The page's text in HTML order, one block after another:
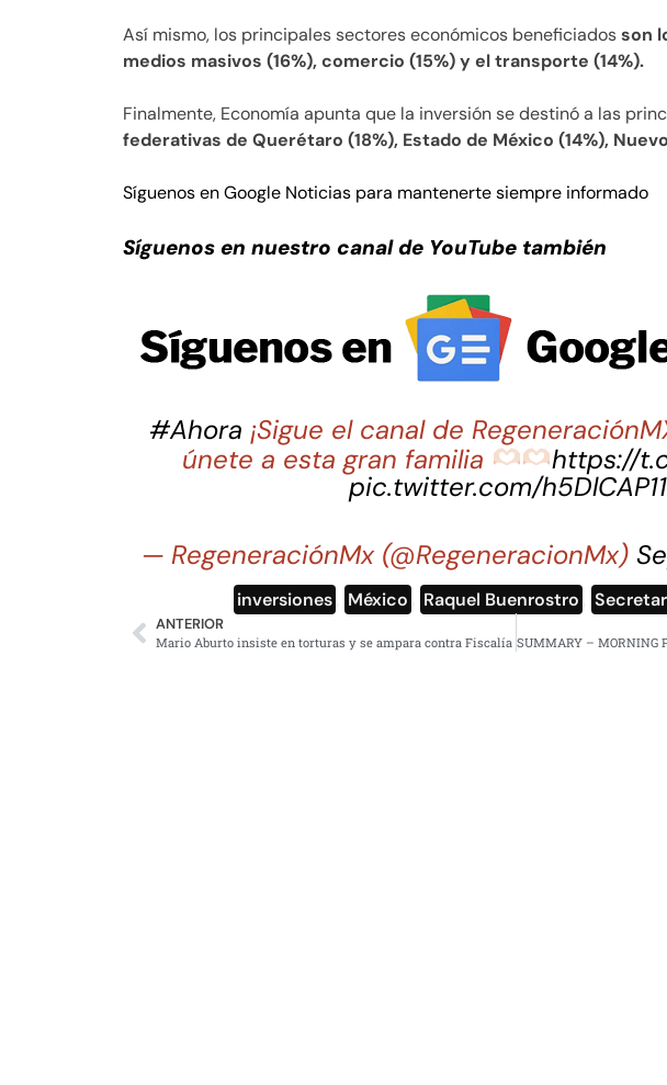
Así mismo, los principales sectores económicos beneficiadosson
medios masivos (16%), comercio (15%) y el transporte (14%).
Finalmente, Economía apunta que la inversión se destinó a las
federativas de Querétaro (18%), Estado de México (14%),
Síguenos en Google Noticias para mantenerte siempre informado
Síguenos en nuestro canal de YouTube también
#Ahora ¡Sigue el canal de
únete a esta gran familia
https://
pic.twitter.com/
— RegeneraciónMx (@RegeneracionMx)
inversiones México Raquel Buenrostro
ANTERIOR
Mario Aburto insiste en torturas y se ampara contra Fiscalía